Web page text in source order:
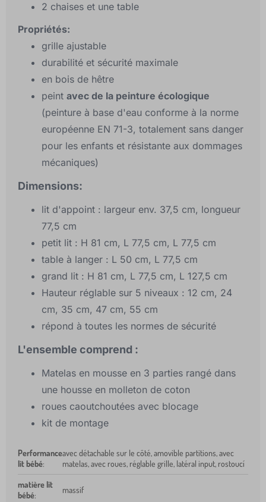
2 chaises et une table
Propriétés:
grille ajustable
durabilité et sécurité maximale
en bois de hêtre
peint avec de la peinture écologique
(peinture à base d'eau conforme à la norme
européenne EN 71-3, totalement sans danger
pour les enfants et résistante aux dommages
mécaniques)
Dimensions:
lit d'appoint : largeur env. 37,5 cm, longueur
77,5 cm
petit lit : H 81 cm, L 77,5 cm, L 77,5 cm
table à langer : L 50 cm, L 77,5 cm
grand lit : H 81 cm, L 77,5 cm, L 127,5 cm
Hauteur réglable sur 5 niveaux : 12 cm, 24
cm, 35 cm, 47 cm, 55 cm
répond à toutes les normes de sécurité
L'ensemble comprend :
Matelas en mousse en 3 parties rangé dans
une housse en molleton de coton
roues caoutchoutées avec blocage
kit de montage
Performance
lit bébé:
avec détachable sur le côté, amovible partitions, avec
matelas, avec roues, réglable grille, latéral input, rostoucí
matière lit
bébé:
massif